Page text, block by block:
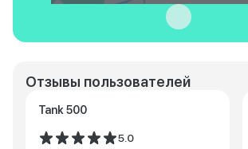
Отзывы пользователей
Tank 500
5.0